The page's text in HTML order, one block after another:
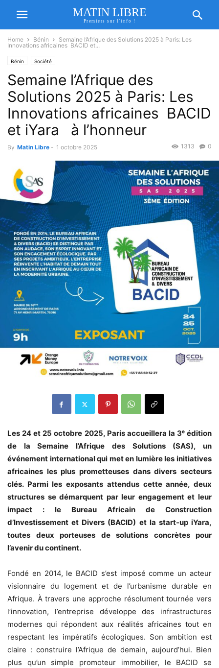
MATIN LIBRE
Premiers sur l'info !
Home Bénin
Semaine l’Afrique des Solutions 2025 à Paris: Les
Innovations africaines BACID et...
Bénin Société
Semaine l’Afrique des
Solutions 2025 à Paris: Les
Innovations africaines BACID
et iYara à l’honneur
By Matin Libre - 1 octobre 2025 0
1313
Les 24 et 25 octobre 2025, Paris accueillera la 3ᵉ édition
de la Semaine l’Afrique des Solutions (SAS), un
événement international qui met en lumière les initiatives
africaines les plus prometteuses dans divers secteurs
clés. Parmi les exposants attendus cette année, deux
structures se démarquent par leur engagement et leur
impact : le Bureau Africain de Construction
d’Investissement et Divers (BACID) et la start-up iYara,
toutes deux porteuses de solutions concrètes pour
l’avenir du continent.
Fondé en 2014, le BACID s’est imposé comme un acteur
visionnaire du logement et de l’urbanisme durable en
Afrique. À travers une approche résolument tournée vers
l’innovation, l’entreprise développe des infrastructures
modernes qui répondent aux réalités africaines tout en
respectant les impératifs écologiques. Son ambition est
claire : construire l’Afrique de demain, aujourd’hui. Bien
plus qu’un simple promoteur immobilier, le BACID se